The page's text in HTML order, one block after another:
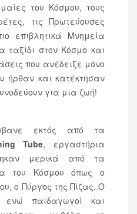
του Κόσμου, τους
τις Πρωτεύουσες
επιβλητικά Μνημεία
στον Κόσμο και
που ανέδειξε μόνο
ήρθαν και κατέκτησαν
για μια ζωή!
εκτός από τα
Tube, εργαστήρια
μερικά από τα
του Κόσμου όπως ο
ο Πύργος της Πίζας, Ο
παιδαγωγοί και